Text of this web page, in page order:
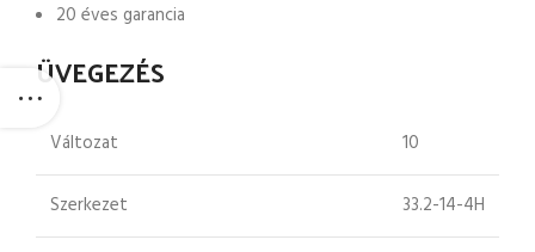
20 éves garancia
ÜVEGEZÉS
Változat 10
Szerkezet 33.2-14-4H